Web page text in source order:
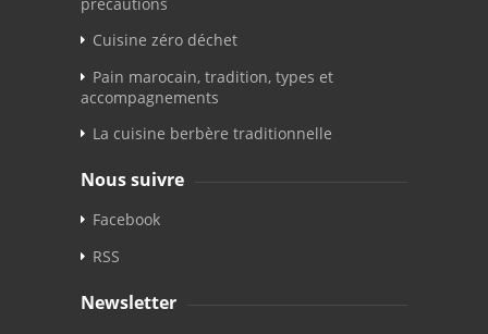
précautions
Cuisine zéro déchet
Pain marocain, tradition, types et
accompagnements
La cuisine berbère traditionnelle
Nous suivre
Facebook
RSS
Newsletter